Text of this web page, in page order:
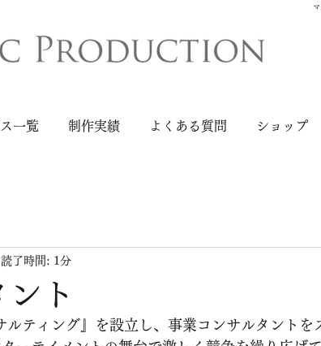
一覧 制作実績 よくある質問 ショップ
ト
読了時間: 1分
ティング』を設立し、事業コンサルタントを